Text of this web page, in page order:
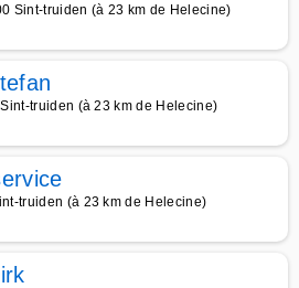
Sint-truiden (à 23 km de Helecine)
truiden (à 23 km de Helecine)
truiden (à 23 km de Helecine)